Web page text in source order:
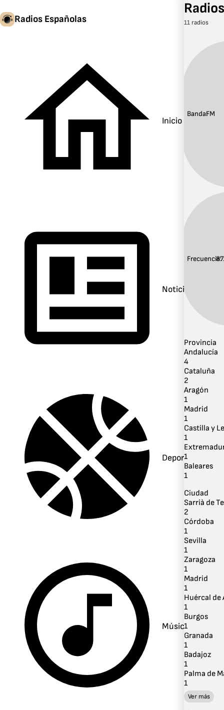
Radios Españolas
Inicio
Noticias
Deportes
Música
11 radios
Banda:FM
Frecuencia:
Provincia
Andalucía
4
Cataluña
2
Aragón
1
Madrid
1
Castilla y
1
1
Baleares
1
Ciudad
Sarrià de
2
Córdoba
1
Sevilla
1
Zaragoza
1
Madrid
1
Huércal de
1
Burgos
1
Granada
1
Badajoz
1
Palma de
1
Ver más